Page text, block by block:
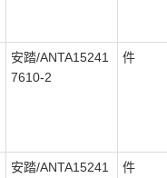
安踏/ANTA15241
7610-2
件
安踏/ANTA15241
件